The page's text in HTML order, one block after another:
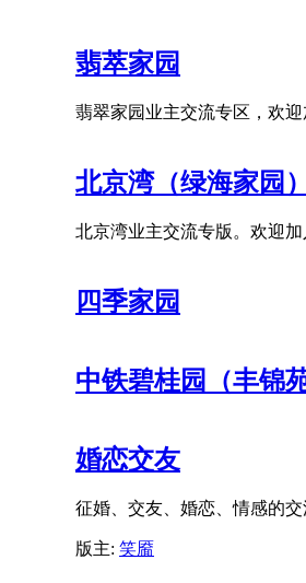
翡萃家园
翡翠家园业主交流专区，欢
北京湾（绿海家园）
北京湾业主交流专版。欢迎
四季家园
中铁碧桂园（丰锦苑
婚恋交友
征婚、交友、婚恋、情感的交
版主: 笑靥